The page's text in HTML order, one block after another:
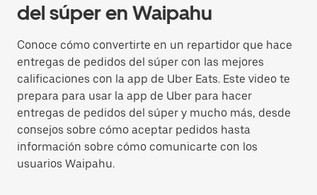
del súper en Waipahu
Conoce cómo convertirte en un repartidor que hace
entregas de pedidos del súper con las mejores
calificaciones con la app de Uber Eats. Este video te
prepara para usar la app de Uber para hacer
entregas de pedidos del súper y mucho más, desde
consejos sobre cómo aceptar pedidos hasta
información sobre cómo comunicarte con los
usuarios Waipahu.